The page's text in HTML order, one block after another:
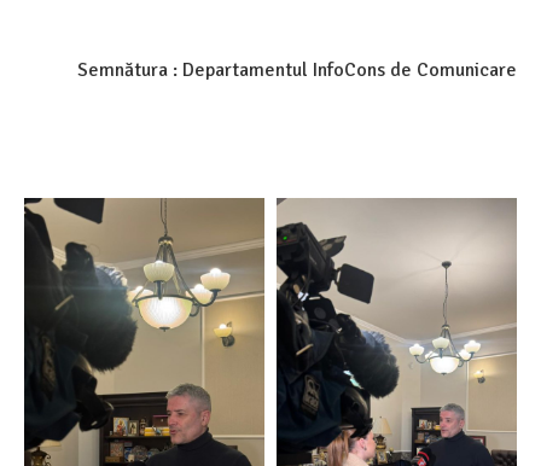
Semnătura : Departamentul InfoCons de Comunicare